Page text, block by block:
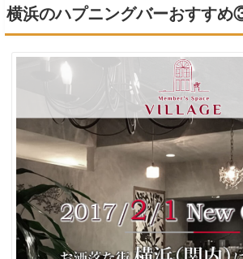
横浜のハプニングバーおすす